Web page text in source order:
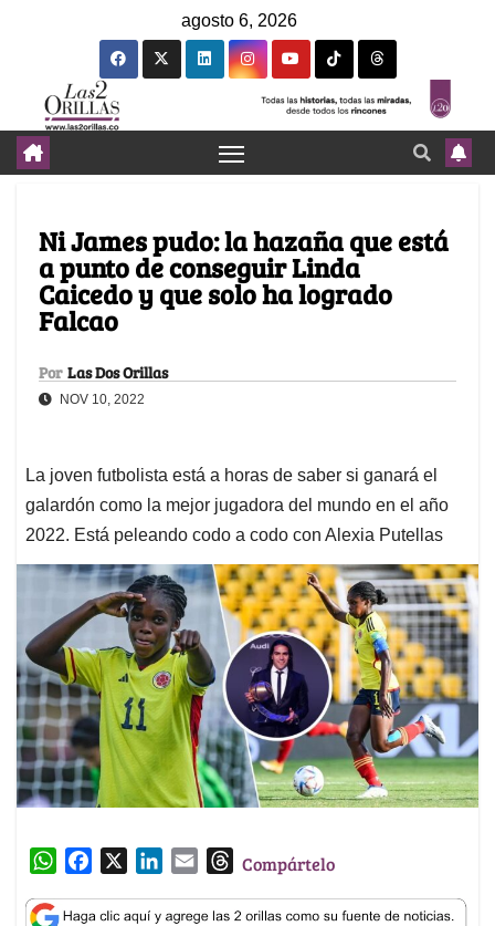
agosto 6, 2026
Ni James pudo: la hazaña que está
a punto de conseguir Linda
Caicedo y que solo ha logrado
Falcao
Por Las Dos Orillas
NOV 10, 2022
La joven futbolista está a horas de saber si ganará el
galardón como la mejor jugadora del mundo en el año
2022. Está peleando codo a codo con Alexia Putellas
W
a
c
n
a
T
r
Compártelo